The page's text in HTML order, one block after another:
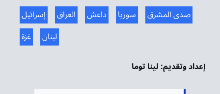
إسرائيل
العراق داعش سوريا
صدى المشرق
غزة
لبنان
إعداد وتقديم: لينا توما